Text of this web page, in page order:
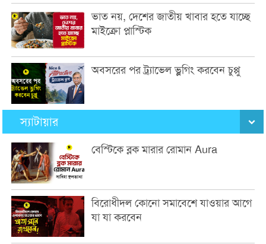
ভাত নয়, দেশের জাতীয় খাবার হতে যাচ্ছে
মাইক্রো প্লাস্টিক
অবসরের পর ট্র্যাভেল ভ্লগিং করবেন চুপ্পু
স্যাটায়ার
বেস্টিকে ব্লক মারার রোমান Aura
বিরোধীদল কোনো সমাবেশে যাওয়ার আগে
যা যা করবেন